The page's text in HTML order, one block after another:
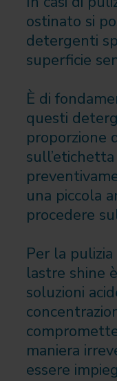
ostinato si
detergenti
superficie
È di
questi
proporzione
una piccola
procedere
Per la
lastre shine
soluzioni
maniera
essere